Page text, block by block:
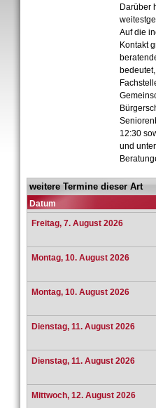
Darüber
Auf die
Kontakt
12:30
und
weitere Termine dieser Art
Datum
Freitag, 7. August 2026
Montag, 10. August 2026
Montag, 10. August 2026
Dienstag, 11. August 2026
Dienstag, 11. August 2026
Mittwoch, 12. August 2026